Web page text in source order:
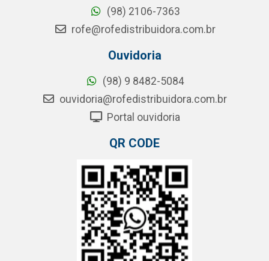
(98) 2106-7363
rofe@rofedistribuidora.com.br
Ouvidoria
(98) 9 8482-5084
ouvidoria@rofedistribuidora.com.br
Portal ouvidoria
QR CODE